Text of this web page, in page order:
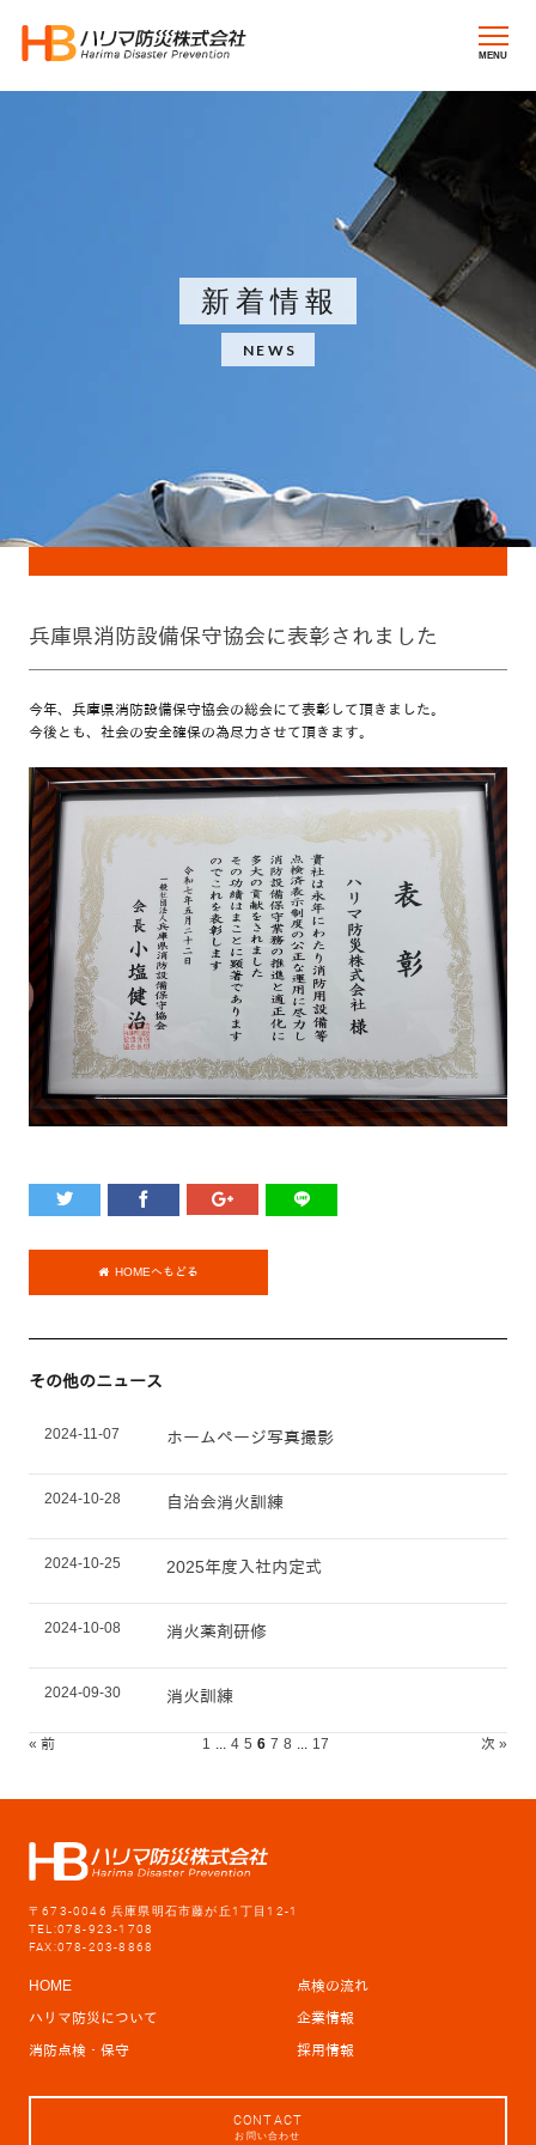
MENU
新着情報
NEWS
兵庫県消防設備保守協会に表彰されました
今年、兵庫県消防設備保守協会の総会にて表彰して頂きました。
今後とも、社会の安全確保の為尽力させて頂きます。
HOMEへもどる
その他のニュース
2024-11-07 ホームページ写真撮影
2024-10-28 自治会消火訓練
2024-10-25 2025年度入社内定式
2024-10-08 消火薬剤研修
2024-09-30 消火訓練
« 前 1 4 5 6 7 8 17 次 »
〒673-0046 兵庫県明石市藤が丘1丁目12-1
TEL:078-923-1708
FAX:078-203-8868
HOME
点検の流れ
ハリマ防災について
企業情報
消防点検・保守
採用情報
CONTACT
お問い合わせ